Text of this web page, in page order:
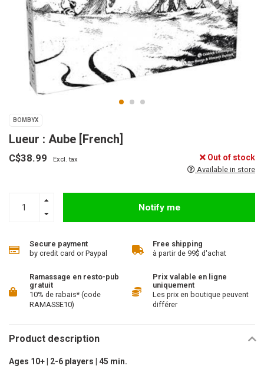
BOMBYX
Lueur : Aube [French]
C$38.99 Excl. tax Out of stock
Available in store
Notify me
Secure payment
by credit card or Paypal
Free shipping
à partir de 99$ d'achat
Ramassage en resto-pub
gratuit
10% de rabais* (code
RAMASSE10)
Prix valable en ligne
uniquement
Les prix en boutique peuvent
différer
Product description
Ages 10+ | 2-6 players | 45 min.